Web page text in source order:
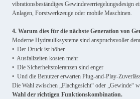
vibrationsbeständiges Gewindeverriegelungsdesign
Anlagen, Forstwerkzeuge oder mobile Maschinen.
4. Warum dies für die nächste Generation von
Moderne Hydrauliksysteme sind anspruchsvoller
• Der Druck ist höher
• Ausfallzeiten kosten mehr
• Die Sicherheitstoleranzen sind enger
• Und die Benutzer erwarten Plug-and-Play-
Die Wahl zwischen „Flachgesicht“ oder „Gewinde“
Wahl der richtigen Funktionskombination.